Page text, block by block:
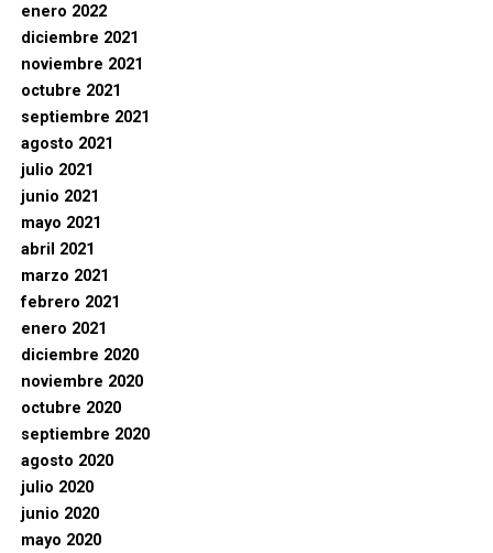
enero 2022
diciembre 2021
noviembre 2021
octubre 2021
septiembre 2021
agosto 2021
julio 2021
junio 2021
mayo 2021
abril 2021
marzo 2021
febrero 2021
enero 2021
diciembre 2020
noviembre 2020
octubre 2020
septiembre 2020
agosto 2020
julio 2020
junio 2020
mayo 2020